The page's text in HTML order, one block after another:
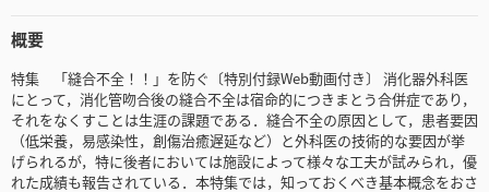
概要
特集 「縫合不全！！」を防ぐ〔特別付録Web動画付き〕 消化器外科医
にとって，消化管吻合後の縫合不全は宿命的につきまとう合併症であり，
それをなくすことは生涯の課題である．縫合不全の原因として，患者要因
（低栄養，易感染性，創傷治癒遅延など）と外科医の技術的な要因が挙
げられるが，特に後者においては施設によって様々な工夫が試みられ，優
れた成績も報告されている．本特集では，知っておくべき基本概念をおさ